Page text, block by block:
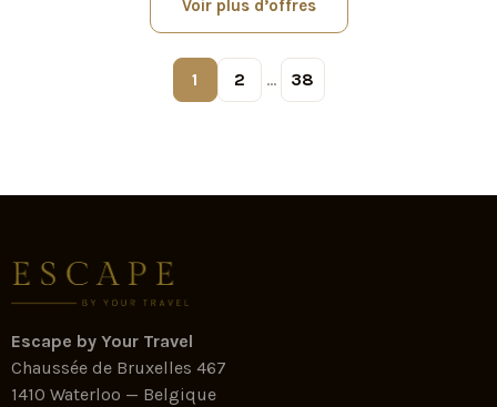
Voir plus d’offres
1 2 … 38
Escape by Your Travel
Chaussée de Bruxelles 467
1410 Waterloo — Belgique